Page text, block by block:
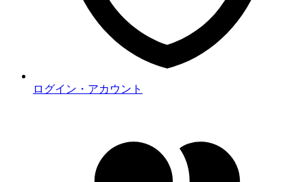
ログイン・アカウント